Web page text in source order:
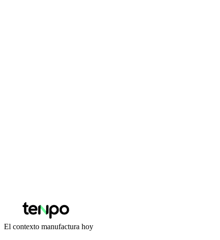
El contexto manufactura hoy